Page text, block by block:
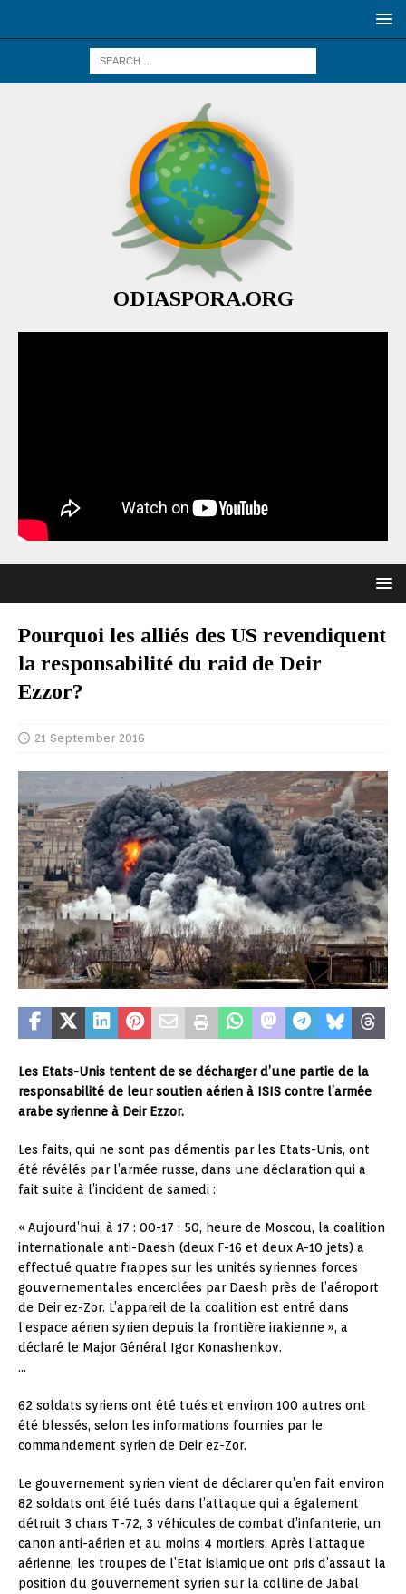
ODIASPORA.ORG
Pourquoi les alliés des US revendiquent
la responsabilité du raid de Deir
Ezzor?
21 September 2016
Les Etats-Unis tentent de se décharger d’une partie de la
responsabilité de leur soutien aérien à ISIS contre l’armée
arabe syrienne à Deir Ezzor.
Les faits, qui ne sont pas démentis par les Etats-Unis, ont
été révélés par l’armée russe, dans une déclaration qui a
fait suite à l’incident de samedi :
« Aujourd’hui, à 17 : 00-17 : 50, heure de Moscou, la coalition
internationale anti-Daesh (deux F-16 et deux A-10 jets) a
effectué quatre frappes sur les unités syriennes forces
gouvernementales encerclées par Daesh près de l’aéroport
de Deir ez-Zor. L’appareil de la coalition est entré dans
l’espace aérien syrien depuis la frontière irakienne », a
déclaré le Major Général Igor Konashenkov.
…
62 soldats syriens ont été tués et environ 100 autres ont
été blessés, selon les informations fournies par le
commandement syrien de Deir ez-Zor.
Le gouvernement syrien vient de déclarer qu’en fait environ
82 soldats ont été tués dans l’attaque qui a également
détruit 3 chars T-72, 3 véhicules de combat d’infanterie, un
canon anti-aérien et au moins 4 mortiers. Après l’attaque
aérienne, les troupes de l’Etat islamique ont pris d’assaut la
position du gouvernement syrien sur la colline de Jabal